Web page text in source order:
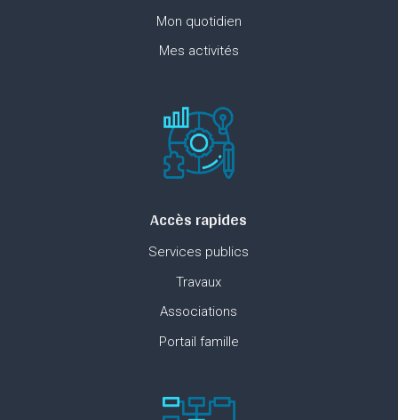
Mon quotidien
Mes activités
Accès rapides
Services publics
Travaux
Associations
Portail famille